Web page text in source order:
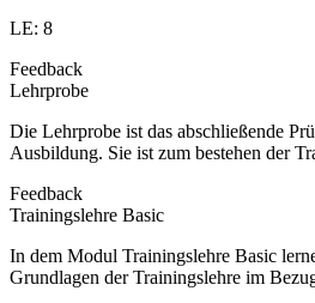
LE: 8
Feedback
Lehrprobe
Die Lehrprobe ist das abschließende
Ausbildung. Sie ist zum bestehen der
Feedback
Trainingslehre Basic
In dem Modul Trainingslehre Basic
Grundlagen der Trainingslehre im